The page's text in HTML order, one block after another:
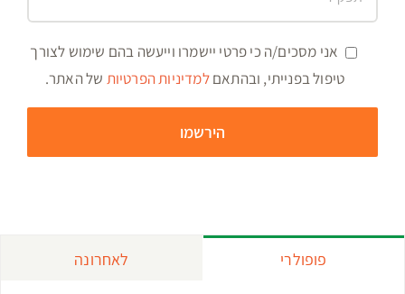
אני מסכים/ה כי פרטי יישמרו וייעשה בהם שימוש לצורך
טיפול בפנייתי, ובהתאםלמדיניות הפרטיות של האתר.
פופולרי לאחרונה